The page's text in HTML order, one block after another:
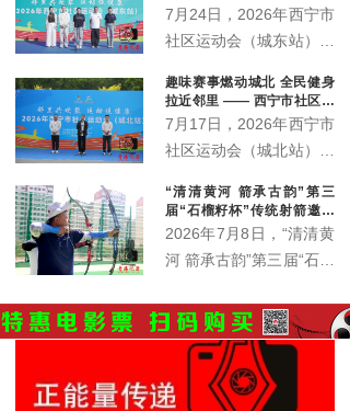
运动会城东站激情开赛
7月24日，2026年西宁市
社区运动会（城东站）在
开赛。来自辖区各社区、
企事业单位的近400名各
族群众齐聚一堂，在家门
约。本站赛事由西宁市体
育局主办，市群众体育指
导中心、城东区总工会、
火车站街道办事处、青海
护您坊企业管理有限公司
联合承办。
趣味赛事燃动城北 全民健身
拉近邻里 —— 西宁市社区运
动会城北站火热开赛
7月17日，2026年西宁市
社区运动会（城北站）在
开赛，350余名辖区各族
居民齐聚赛场，共赴家门
口的趣味运动之约。
“清清黄河 箭承古韵”第三
届“石榴籽杯”传统射箭邀请
赛开赛
2026年7月8日，“清清黄
河 箭承古韵”第三届“石榴
青海省第六届全民健身大
会西宁赛区射箭比赛在西
宁市城东区全民健身中心
射箭场正式拉开帷幕。